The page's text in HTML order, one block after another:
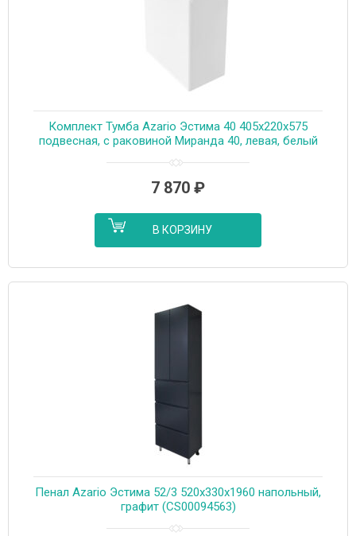
Комплект Тумба Azario Эстима 40 405х220х575
подвесная, с раковиной Миранда 40, левая, белый
7 870 ₽
В КОРЗИНУ
Пенал Azario Эстима 52/3 520х330х1960 напольный,
графит (CS00094563)